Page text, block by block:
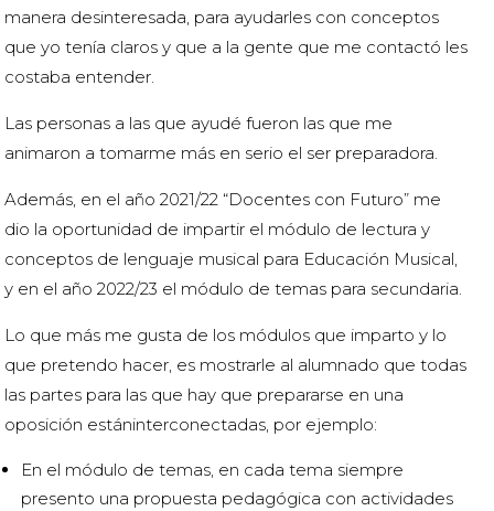
manera desinteresada, para ayudarles con conceptos
que yo tenía claros y que a la gente que me contactó les
costaba entender.
Las personas a las que ayudé fueron las que me
animaron a tomarme más en serio el ser preparadora.
Además, en el año 2021/22 “Docentes con Futuro” me
dio la oportunidad de impartir el módulo de lectura y
conceptos de lenguaje musical para Educación Musical,
y en el año 2022/23 el módulo de temas para secundaria.
Lo que más me gusta de los módulos que imparto y lo
que pretendo hacer, es mostrarle al alumnado que todas
las partes para las que hay que prepararse en una
oposición estáninterconectadas, por ejemplo:
En el módulo de temas, en cada tema siempre
presento una propuesta pedagógica con actividades